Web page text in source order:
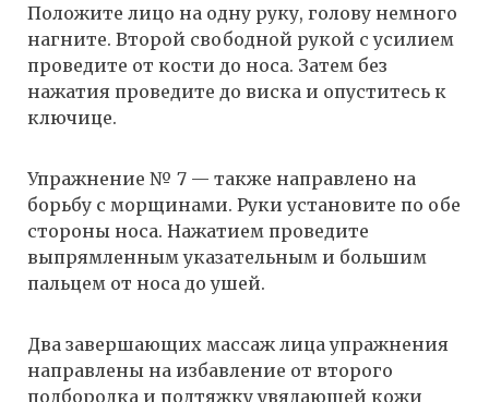
Положите лицо на одну руку, голову немного
нагните. Второй свободной рукой с усилием
проведите от кости до носа. Затем без
нажатия проведите до виска и опуститесь к
ключице.
Упражнение № 7 — также направлено на
борьбу с морщинами. Руки установите по обе
стороны носа. Нажатием проведите
выпрямленным указательным и большим
пальцем от носа до ушей.
Два завершающих массаж лица упражнения
направлены на избавление от второго
подбородка и подтяжку увядающей кожи